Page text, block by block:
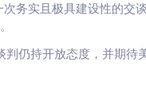
务实且极具建设性的交
仍持开放态度，并期待